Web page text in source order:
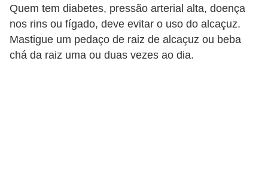
Quem tem diabetes, pressão arterial alta, doença
nos rins ou fígado, deve evitar o uso do alcaçuz.
Mastigue um pedaço de raiz de alcaçuz ou beba
chá da raiz uma ou duas vezes ao dia.